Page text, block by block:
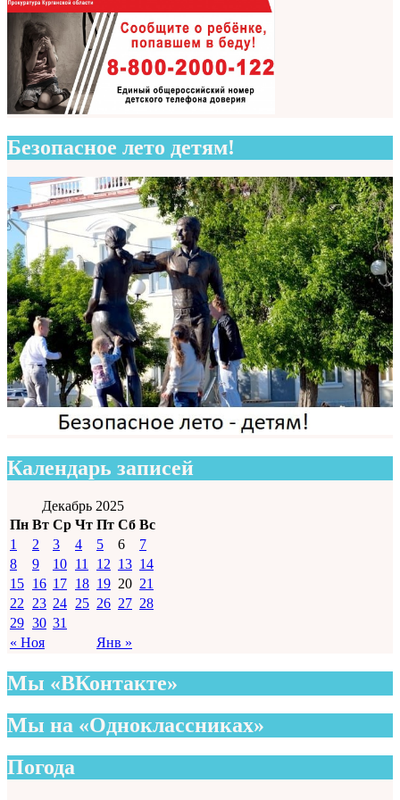
Безопасное лето детям!
Календарь записей
Декабрь 2025
Пн Вт Ср Чт Пт Сб Вс
« Ноя Янв »
1 2 3 4 5 6
7
8
9 10 11 12 13 14
15 16 17 18 19 20 21
22
23 24 25 26 27 28
29 30 31
Мы «ВКонтакте»
Мы на «Одноклассниках»
Погода